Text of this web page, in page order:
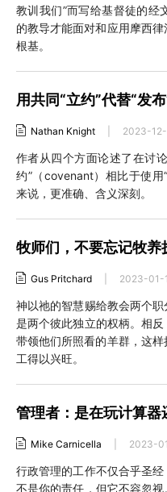
教训我们”而写给基督徒的经
的教导才能面对和应用摩西
根基。
用共同“立约”代替“发
Nathan Knight 2023-
作者从四个方面论述了在讨
约”（covenant）相比于使用
来说，更准确、含义深刻。
牧师们，不要忘记牧养
Gus Pritchard 2023-01-
神以祂的智慧赐给教会两个
是两个彼此独立的权柄。相
带领他们所照看的羊群，这
工得以兴旺。
管理者：是在玩计算器
Mike Carnicella 2023-
行政管理的工作不仅合乎圣
不是你的责任，但它不容忽